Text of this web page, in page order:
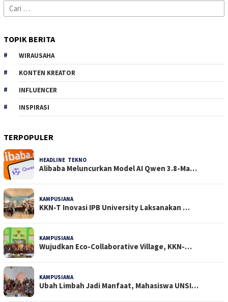
Cari
untuk:
TOPIK BERITA
WIRAUSAHA
KONTEN KREATOR
INFLUENCER
INSPIRASI
TERPOPULER
HEADLINE TEKNO
Alibaba Meluncurkan Model AI Qwen 3.8-Ma…
KAMPUSIANA
KKN-T Inovasi IPB University Laksanakan …
KAMPUSIANA
Wujudkan Eco-Collaborative Village, KKN-…
KAMPUSIANA
Ubah Limbah Jadi Manfaat, Mahasiswa UNSI…